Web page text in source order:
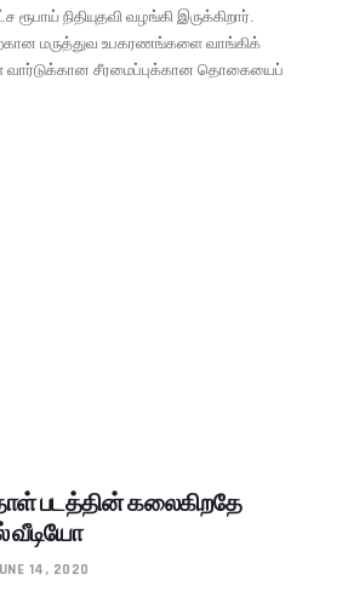
நிதியுதவி வழங்கி இருக்கிறார்.
மருத்துவ உபகரணங்களை வாங்கிக்
வார்டுக்கான சீரமைப்புக்கான தொகையைப்
படத்தின் கலைகிறதே
வீடியோ
14, 2020